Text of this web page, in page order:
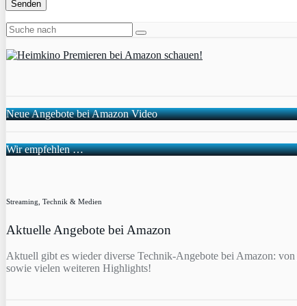
Neue Angebote bei Amazon Video
Wir empfehlen …
Streaming, Technik & Medien
Aktuelle Angebote bei Amazon
Aktuell gibt es wieder diverse Technik-Angebote bei Amazon: von
sowie vielen weiteren Highlights!